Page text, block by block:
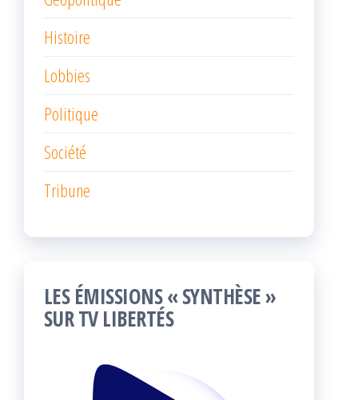
Histoire
Lobbies
Politique
Société
Tribune
LES ÉMISSIONS « SYNTHÈSE »
SUR TV LIBERTÉS